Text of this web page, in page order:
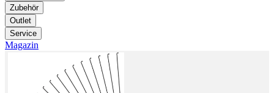
Zubehör
Outlet
Service
Magazin